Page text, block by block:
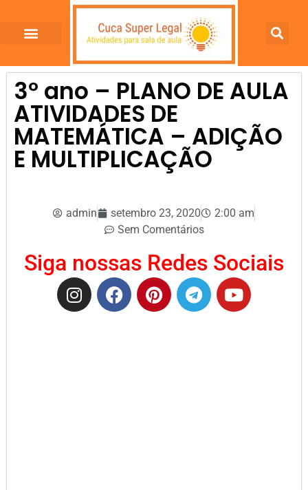
3º ano – PLANO DE AULA
ATIVIDADES DE
MATEMÁTICA – ADIÇÃO
E MULTIPLICAÇÃO
admin setembro 23, 2020
2:00 am
Sem Comentários
Siga nossas Redes Sociais